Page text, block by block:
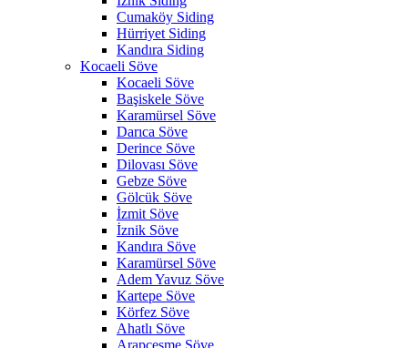
Cumaköy Siding
Hürriyet Siding
Kandıra Siding
Kocaeli Söve
Kocaeli Söve
Başiskele Söve
Karamürsel Söve
Darıca Söve
Derince Söve
Dilovası Söve
Gebze Söve
Gölcük Söve
İzmit Söve
İznik Söve
Kandıra Söve
Karamürsel Söve
Adem Yavuz Söve
Kartepe Söve
Körfez Söve
Ahatlı Söve